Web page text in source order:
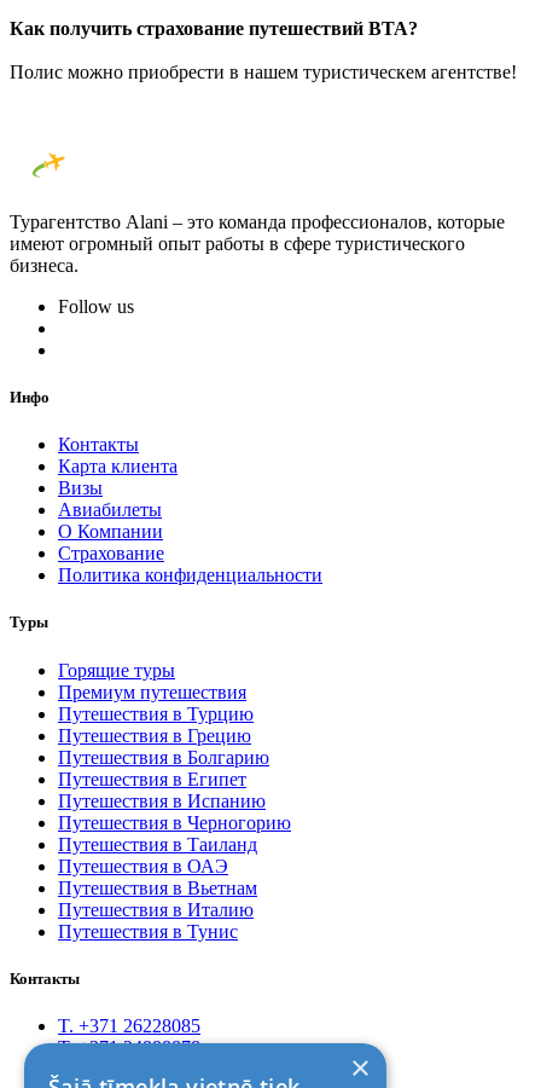
Как получить страхование путешествий BTA?
Полис можно приобрести в нашем туристическем агентстве!
Турагентство Alani – это команда профессионалов, которые
имеют огромный опыт работы в сфере туристического
бизнеса.
Follow us
Инфо
Контакты
Карта клиента
Визы
Авиабилеты
О Компании
Страхование
Политика конфиденциальности
Туры
Горящие туры
Премиум путешествия
Путешествия в Турцию
Путешествия в Грецию
Путешествия в Болгарию
Путешествия в Египет
Путешествия в Испанию
Путешествия в Черногорию
Путешествия в Таиланд
Путешествия в ОАЭ
Путешествия в Вьетнам
Путешествия в Италию
Путешествия в Тунис
Контакты
T. +371 26228085
T. +371 24888878
×